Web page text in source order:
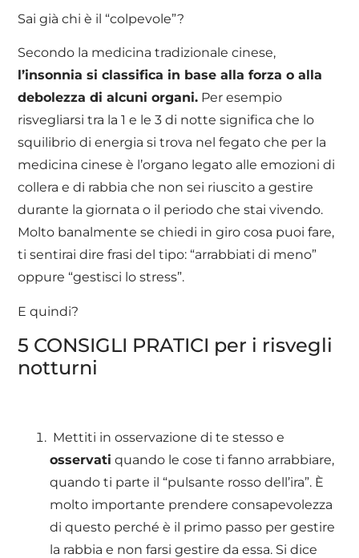
Sai già chi è il “colpevole”?
Secondo la medicina tradizionale cinese,
l’insonnia si classifica in base alla forza o alla
debolezza di alcuni organi. Per esempio
risvegliarsi tra la 1 e le 3 di notte significa che lo
squilibrio di energia si trova nel fegato che per la
medicina cinese è l’organo legato alle emozioni di
collera e di rabbia che non sei riuscito a gestire
durante la giornata o il periodo che stai vivendo.
Molto banalmente se chiedi in giro cosa puoi fare,
ti sentirai dire frasi del tipo: “arrabbiati di meno”
oppure “gestisci lo stress”.
E quindi?
5 CONSIGLI PRATICI per i risvegli
notturni
Mettiti in osservazione di te stesso e
osservati quando le cose ti fanno arrabbiare,
quando ti parte il “pulsante rosso dell’ira”. È
molto importante prendere consapevolezza
di questo perché è il primo passo per gestire
la rabbia e non farsi gestire da essa. Si dice